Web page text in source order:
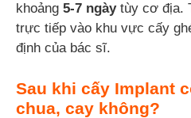
khoảng 5-7 ngàytùy cơ địa.
trực tiếp vào khu vực cấy
định của bác sĩ.
Sau khi cấy Implant
chua, cay không?